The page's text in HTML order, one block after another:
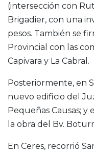
(intersección con
Brigadier, con una
pesos. También se
Provincial con las
Capivara y La Cabral.
Posteriormente, en
nuevo edificio del
Pequeñas Causas;
la obra del Bv.
En Ceres, recorrió